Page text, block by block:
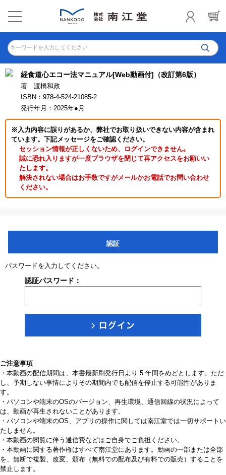
キーワードを入力してください
経食道心エコー法マニュアル[Web動画付]（改訂第6版）
著 渡橋和政
ISBN：978-4-524-21085-2
発行年月：2025年●月
※入力内容に誤りがあるか、弊社でお取り扱いできない内容が含まれ
ています。下記メッセージをご確認ください。
セッション情報が正しくないため、ログインできません｡
誠に恐れ入りますが一度ブラウザを閉じて再アクセスをお願いい
たします。
解決されない場合はお手数ですがメールかお電話でお問い合わせ
ください。
認証
パスワードを入力してください。
認証パスワード：
ご注意事項
・本動画の配信期間は、本書最新刷発行日より 5 年間をめどとします。ただ
し、予期しない事情によりその期間内でも配信を停止する可能性がありま
す。
・パソコンや端末のOSのバージョン、再生環境、通信回線の状況によって
は、動画が再生されないことがあります。
・パソコンや端末のOS、アプリの操作に関しては南江堂では一切サポートい
たしません。
・本動画の閲覧に伴う通信費などはご自身でご負担ください。
・本動画に関する著作権はすべて南江堂にあります。動画の一部または全部
を、無断で複製、改変、頒布（無料での配布及び有料での販売）することを
禁止します。